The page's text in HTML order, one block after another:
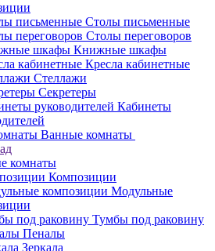
Столы письменные
Столы переговоров
Книжные шкафы
Кресла кабинетные
Стеллажи
Секретеры
Кабинеты
Ванные комнаты
комнаты
Композиции
Модульные
Тумбы под раковину
Пеналы
Зеркала